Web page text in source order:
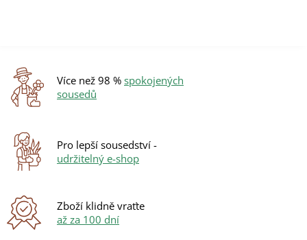
Více než 98 % spokojených
sousedů
Pro lepší sousedství -
udržitelný e-shop
Zboží klidně vraťte
až za 100 dní